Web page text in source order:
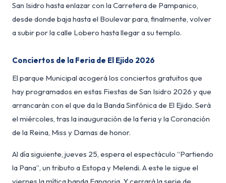
San Isidro hasta enlazar con la Carretera de Pampanico,
desde donde baja hasta el Boulevar para, finalmente, volver
a subir por la calle Lobero hasta llegar a su templo.
Conciertos de la Feria de El Ejido 2026
El parque Municipal acogerá los conciertos gratuitos que
hay programados en estas Fiestas de San Isidro 2026 y que
arrancarán con el que da la Banda Sinfónica de El Ejido. Será
el miércoles, tras la inauguración de la feria y la Coronación
de la Reina, Miss y Damas de honor.
Al día siguiente, jueves 25, espera el espectáculo “Partiendo
la Pana”, un tributo a Estopa y Melendi. A este le sigue el